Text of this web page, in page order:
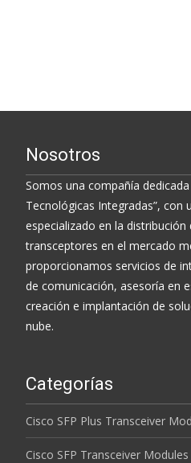
Nosotros
Somos una compañía
Tecnológicas Integradas”, con
especializado en la distribución
transceptores en el mercado
proporcionamos servicios de
de comunicación, asesoría en
creación e implantación de
nube.
Categorías
Cisco SFP Plus Transceiver
Cisco SFP Transceiver Modules